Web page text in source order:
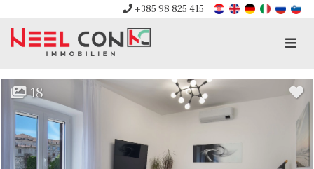
+385 98 825 415
18